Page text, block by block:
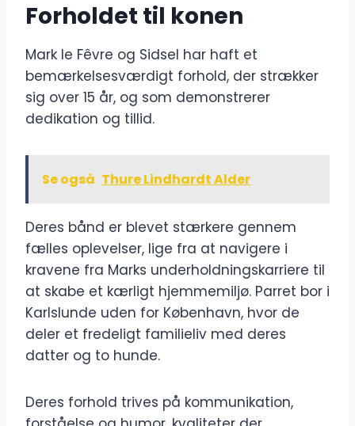
Forholdet til konen
Mark le Fêvre og Sidsel har haft et
bemærkelsesværdigt forhold, der strækker
sig over 15 år, og som demonstrerer
dedikation og tillid.
Se også Thure Lindhardt Alder
Deres bånd er blevet stærkere gennem
fælles oplevelser, lige fra at navigere i
kravene fra Marks underholdningskarriere til
at skabe et kærligt hjemmemiljø. Parret bor i
Karlslunde uden for København, hvor de
deler et fredeligt familieliv med deres
datter og to hunde.
Deres forhold trives på kommunikation,